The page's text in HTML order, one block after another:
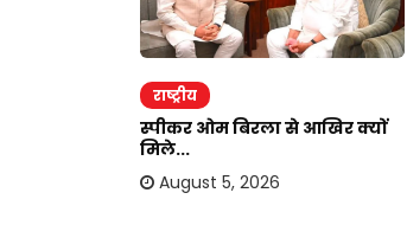
राष्ट्रीय
स्पीकर ओम बिरला से आखिर क्यों
मिले...
August 5, 2026